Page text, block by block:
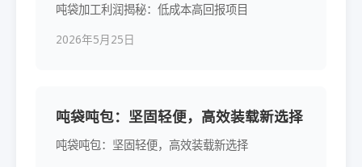
吨袋加工利润揭秘：低成本高回报项目
2026年5月25日
吨袋吨包：坚固轻便，高效装载新选择
吨袋吨包：坚固轻便，高效装载新选择